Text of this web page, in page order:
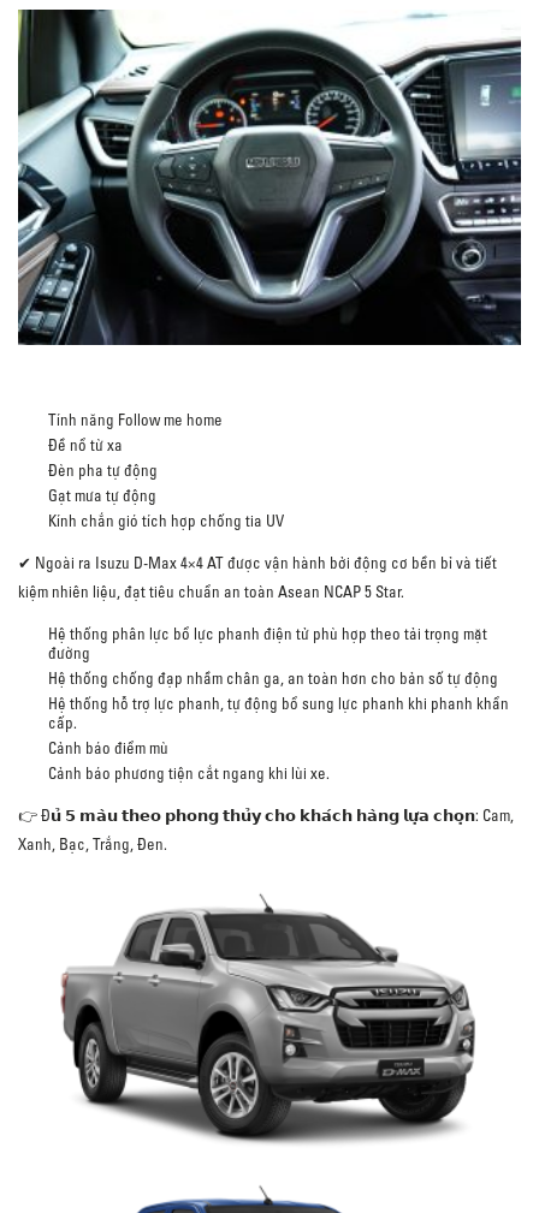
Tính năng Follow me home
Đề nổ từ xa
Đèn pha tự động
Gạt mưa tự động
Kính chắn gió tích hợp chống tia UV
✔ Ngoài ra Isuzu D-Max 4×4 AT được vận hành bởi động cơ bền bỉ và tiết
kiệm nhiên liệu, đạt tiêu chuẩn an toàn Asean NCAP 5 Star.
Hệ thống phân lực bổ lực phanh điện tử phù hợp theo tải trọng mặt
đường
Hệ thống chống đạp nhầm chân ga, an toàn hơn cho bản số tự động
Hệ thống hỗ trợ lực phanh, tự động bổ sung lực phanh khi phanh khẩn
cấp.
Cảnh báo điểm mù
Cảnh báo phương tiện cắt ngang khi lùi xe.
👉 Đ𝘂̉ 𝟱 𝗺𝗮̀𝘂 𝘁𝗵𝗲𝗼 𝗽𝗵𝗼𝗻𝗴 𝘁𝗵𝘂̉𝘆 𝗰𝗵𝗼 𝗸𝗵𝗮́𝗰𝗵 𝗵𝗮̀𝗻𝗴 𝗹𝘂̛̣𝗮 𝗰𝗵𝗼̣𝗻: Cam,
Xanh, Bạc, Trắng, Đen.